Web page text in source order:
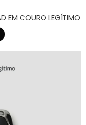
EM COURO LEGÍTIMO